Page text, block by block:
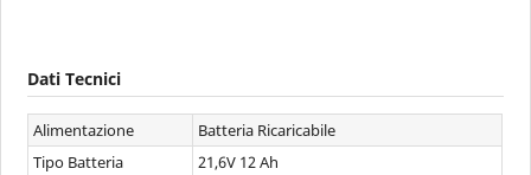
Dati Tecnici
Alimentazione
Batteria Ricaricabile
Tipo Batteria
21,6V 12 Ah